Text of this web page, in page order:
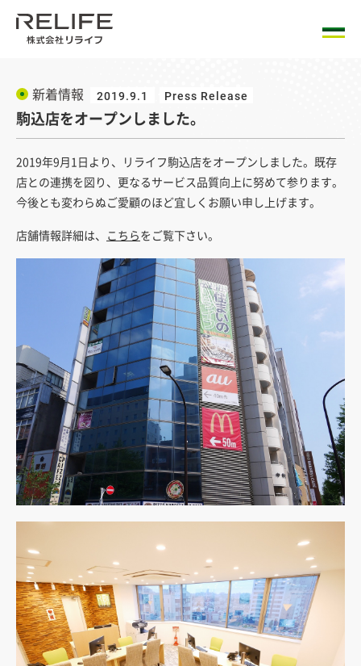
新着情報 2019.9.1 Press Release
駒込店をオープンしました。
2019年9月1日より、リライフ駒込店をオープンしました。既存
店との連携を図り、更なるサービス品質向上に努めて参ります。
今後とも変わらぬご愛顧のほど宜しくお願い申し上げます。
店舗情報詳細は、 こちらをご覧下さい。